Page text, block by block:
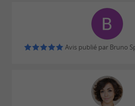
anguille fumée
préparée avec soin par le chef.
Bas Holten s'engage
et en préparant tout sur
ainsi la fraîcheur des plats.
Avis publié par Bruno